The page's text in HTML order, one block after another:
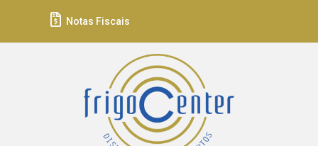
Notas Fiscais